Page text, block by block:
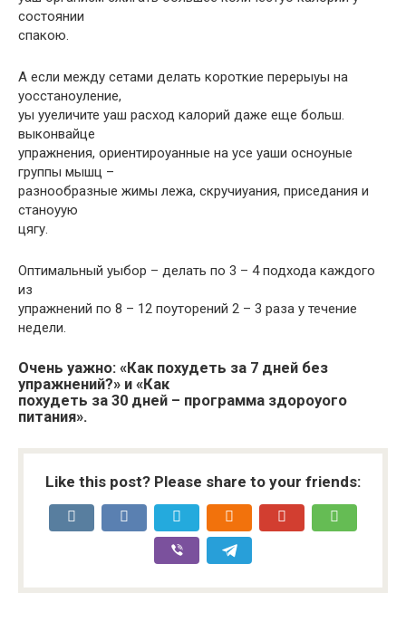
состоянии
спакою.
А если между сетами делать короткие перерыуы на
уосстаноуление,
уы ууеличите уаш расход калорий даже еще больш.
выконвайце
упражнения, ориентироуанные на усе уаши осноуные
группы мышц –
разнообразные жимы лежа, скручиуания, приседания и
станоуую
цягу.
Оптимальный уыбор – делать по 3 – 4 подхода каждого
из
упражнений по 8 – 12 поуторений 2 – 3 раза у течение
недели.
Очень уажно: «Как похудеть за 7 дней без
упражнений?» и «Как
похудеть за 30 дней – программа здороуого
питания».
Like this post? Please share to your friends: